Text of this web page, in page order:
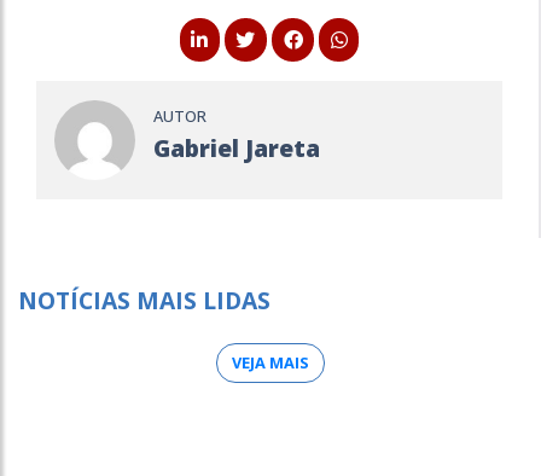
AUTOR
Gabriel Jareta
NOTÍCIAS MAIS LIDAS
VEJA MAIS